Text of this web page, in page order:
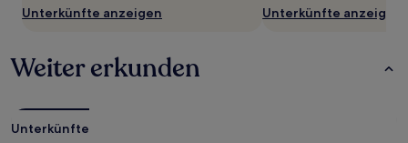
Es
Bedingungen
gelten.
Unterkünfte anzeigen Unterkünfte anzeigen
Weiter erkunden
Unterkünfte